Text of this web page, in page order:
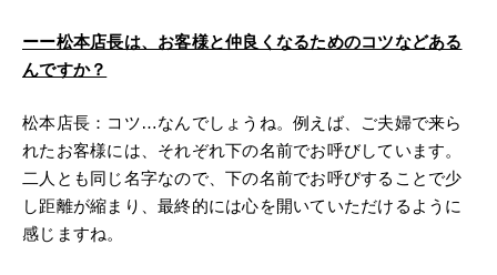
ーー松本店長は、お客様と仲良くなるためのコツなどある
んですか？
松本店長：コツ…なんでしょうね。例えば、ご夫婦で来ら
れたお客様には、それぞれ下の名前でお呼びしています。
二人とも同じ名字なので、下の名前でお呼びすることで少
し距離が縮まり、最終的には心を開いていただけるように
感じますね。